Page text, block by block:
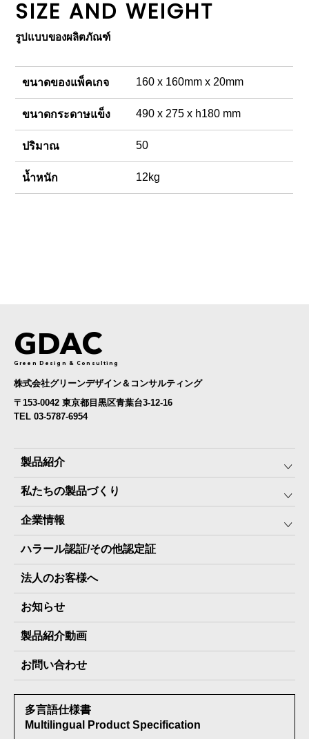
SIZE AND WEIGHT
รูปแบบของผลิตภัณฑ์
ขนาดของแพ็คเกจ 160 x 160mm x 20mm
ขนาดกระดาษแข็ง 490 x 275 x h180 mm
ปริมาณ 50
น้ำหนัก 12kg
GDAC
Green Design & Consulting
株式会社グリーンデザイン＆コンサルティング
〒153-0042 東京都目黒区青葉台3-12-16
TEL 03-5787-6954
製品紹介
みんなの保存⾷
The Next Dekade10年保存
The Next Dekade7年保存
JARAペットフード7年保存
その他製品
私たちの製品づくり
SDGSへの取り組み
JARA(ペット⽤防災備蓄⾷)について
地産地消パッケージについて
企業情報
社⻑ご挨拶
スタッフ紹介
会社概要
製品納入実績
情報セキュリティ基本方針
受賞歴
ハラール認証/その他認定証
法人のお客様へ
お知らせ
製品紹介動画
お問い合わせ
多言語仕様書
Multilingual Product Specification